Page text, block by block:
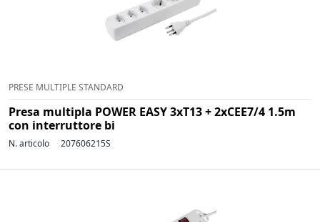
PRESE MULTIPLE STANDARD
Presa multipla POWER EASY 3xT13 + 2xCEE7/4 1.5m
con interruttore bi
N. articolo 207606215S